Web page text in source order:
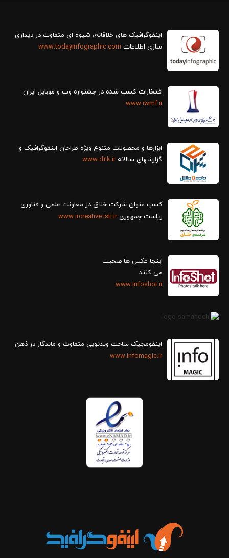
سازی اطلاعات www.todayinfographic.com
افتخارات کسب شده در جشنواره وب و موبایل ایران
www.iwmf.ir
ابزارها و محصولات متنوع ویژه طراحان اینفوگرافیک و
گزارش‎های سالانه
www.d2k.ir
کسب عنوان شرکت خلاق در معاونت علمی و فناوری
ریاست جمهوریwww.ircreative.isti.ir
اینجا عکس ها صحبت
می کنند
www.infoshot.ir
اینفومجیک ساخت ویدئویی متفاوت و ماندگار در ذهن
www.infomagic.ir